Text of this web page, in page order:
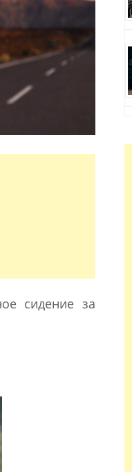
сидение за